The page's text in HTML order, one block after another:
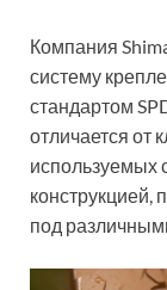
Компания
систему
стандартом
отличается от
используемых
конструкцией,
под